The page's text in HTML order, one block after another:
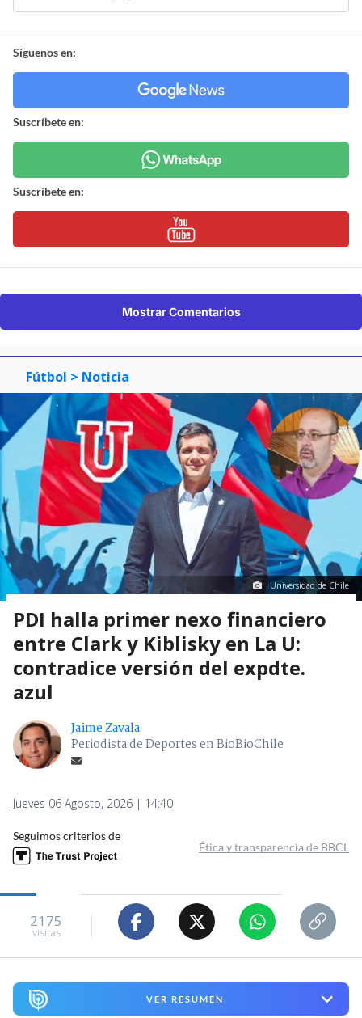
Síguenos en:
Suscríbete en:
Suscríbete en:
Mostrar Comentarios
Fútbol > Noticia
Universidad de Chile
PDI halla primer nexo financiero
entre Clark y Kiblisky en La U:
contradice versión del expdte.
azul
Jaime Zavala
Periodista de Deportes en BioBioChile
Jueves 06 Agosto, 2026 | 14:40
Seguimos criterios de
Ética y transparencia de BBCL
2175
visitas
VER RESUMEN